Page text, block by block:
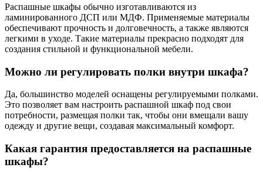
Распашные шкафы обычно изготавливаются из
ламинированного ДСП или МДФ. Применяемые материалы
обеспечивают прочность и долговечность, а также являются
легкими в уходе. Такие материалы прекрасно подходят для
создания стильной и функциональной мебели.
Можно ли регулировать полки внутри шкафа?
Да, большинство моделей оснащены регулируемыми полками.
Это позволяет вам настроить распашной шкаф под свои
потребности, размещая полки так, чтобы они вмещали вашу
одежду и другие вещи, создавая максимальный комфорт.
Какая гарантия предоставляется на распашные
шкафы?